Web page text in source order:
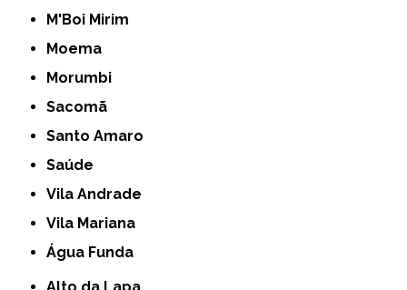
M'Boi Mirim
Moema
Morumbi
Sacomã
Santo Amaro
Saúde
Vila Andrade
Vila Mariana
Água Funda